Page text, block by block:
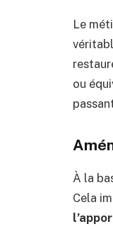
Le
ou
À la
Cela